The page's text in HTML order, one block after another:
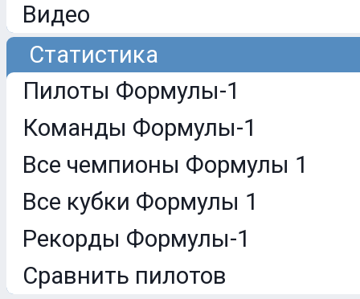
Видео
Статистика
Пилоты Формулы-1
Команды Формулы-1
Все чемпионы Формулы 1
Все кубки Формулы 1
Рекорды Формулы-1
Сравнить пилотов